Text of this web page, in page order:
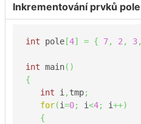
Inkrementování prvků pole
int pole [4] = { 7, 2 , 3,
int main( )
{
int i , tmp;
for(i=0; i<4; i++)
{